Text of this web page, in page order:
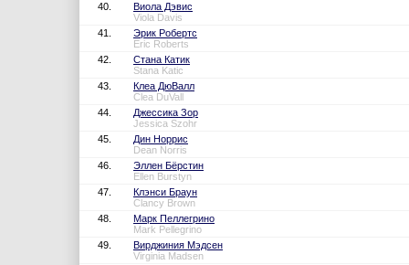
40.
Виола Дэвис
Viola Davis
41.
Эрик Робертс
Eric Roberts
42.
Стана Катик
Stana Katic
43.
Клеа ДюВалл
Clea DuVall
44.
Джессика Зор
Jessica Szohr
45.
Дин Норрис
Dean Norris
46.
Эллен Бёрстин
Ellen Burstyn
47.
Клэнси Браун
Clancy Brown
48.
Марк Пеллегрино
Mark Pellegrino
49.
Вирджиния Мэдсен
Virginia Madsen